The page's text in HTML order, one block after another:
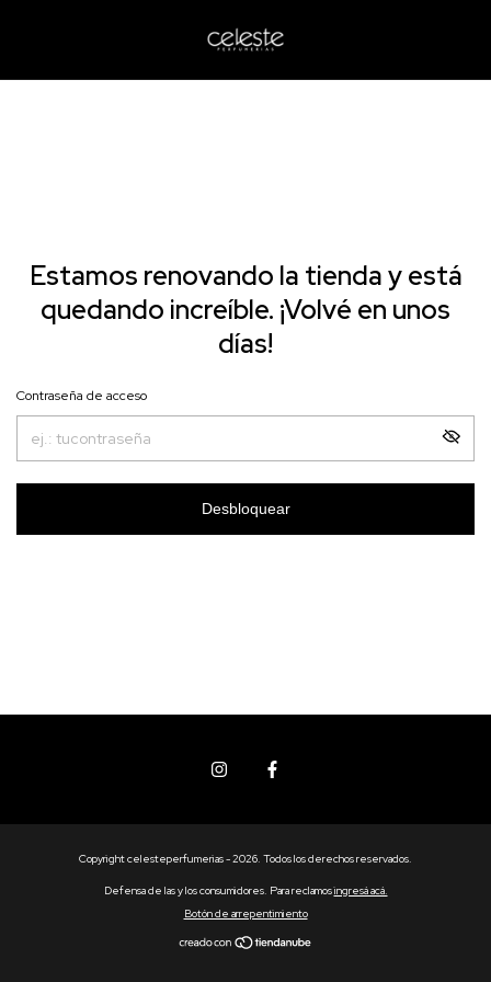
Estamos renovando la tienda y está
quedando increíble. ¡Volvé en unos
días!
Contraseña de acceso
Desbloquear
Copyright celesteperfumerias - 2026. Todos los derechos reservados.
Defensa de las y los consumidores. Para reclamosingresá acá.
Botón de arrepentimiento